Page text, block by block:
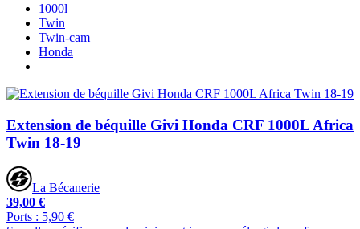
1000l
Twin
Twin-cam
Honda
Extension de béquille Givi Honda CRF 1000L Africa
Twin 18-19
La Bécanerie
39,00 €
Ports : 5,90 €